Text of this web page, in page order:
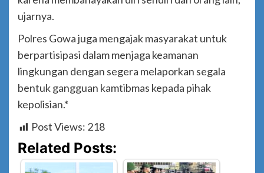
ujarnya.
Polres Gowa juga mengajak masyarakat untuk
berpartisipasi dalam menjaga keamanan
lingkungan dengan segera melaporkan segala
bentuk gangguan kamtibmas kepada pihak
kepolisian.*
Post Views: 218
Related Posts: